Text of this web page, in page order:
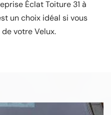
Éclat Toiture 31 à
un choix idéal si vous
votre Velux.